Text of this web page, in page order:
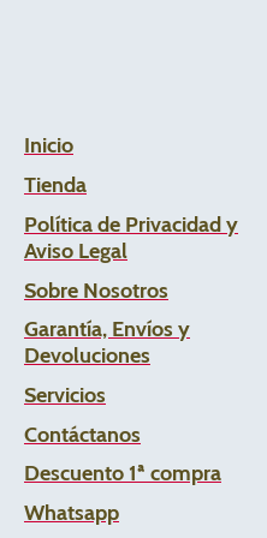
Inicio
Tienda
Política de Privacidad y
Aviso Legal
Sobre Nosotros
Garantía, Envíos y
Devoluciones
Servicios
Contáctanos
Descuento 1ª compra
Whatsapp